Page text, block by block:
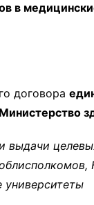
в
договора